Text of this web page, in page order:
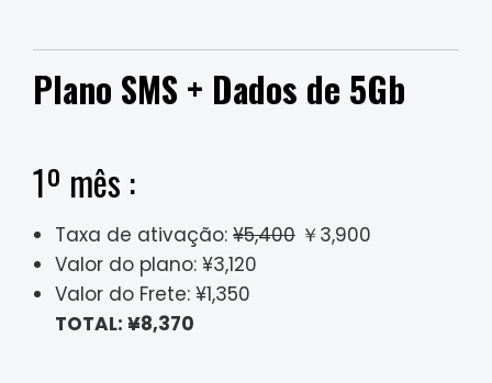
Plano SMS + Dados de 5Gb
1º mês :
Taxa de ativação: ¥5,400 ￥3,900
Valor do plano: ¥3,120
Valor do Frete: ¥1,350
TOTAL: ¥8,370